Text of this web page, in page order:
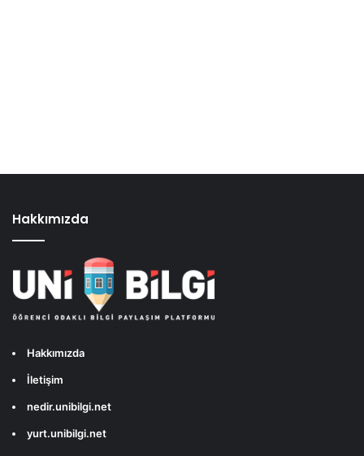
Hakkımızda
Hakkımızda
İletişim
nedir.unibilgi.net
yurt.unibilgi.net